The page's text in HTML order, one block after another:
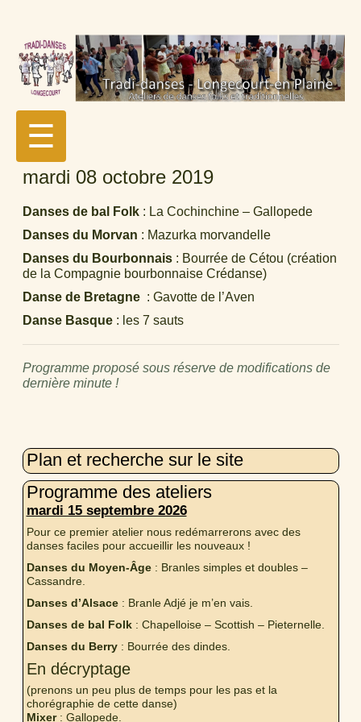
☰
mardi 08 octobre 2019
Danses de bal Folk: La Cochinchine – Gallopede
Danses du Morvan : Mazurka morvandelle
Danses du Bourbonnais: Bourrée de Cétou (création
de la Compagnie bourbonnaise Crédanse)
Danse de Bretagne : Gavotte de l’Aven
Danse Basque: les 7 sauts
Programme proposé sous réserve de modifications de
dernière minute !
Plan et recherche sur le site
Programme des ateliers
mardi 15 septembre 2026
Pour ce premier atelier nous redémarrerons avec des
danses faciles pour accueillir les nouveaux !
Danses du Moyen-Âge: Branles simples et doubles –
Cassandre.
Danses d’Alsace: Branle Adjé je m’en vais.
Danses de bal Folk: Chapelloise – Scottish – Pieternelle.
Danses du Berry: Bourrée des dindes.
En décryptage
(prenons un peu plus de temps pour les pas et la
chorégraphie de cette danse)
Mixer: Gallopede.